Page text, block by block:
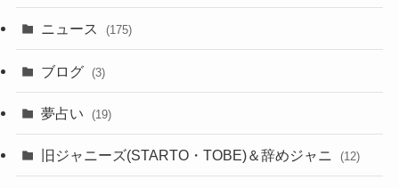
ニュース (175)
ブログ (3)
夢占い (19)
旧ジャニーズ(STARTO・TOBE)＆辞めジャニ (12)